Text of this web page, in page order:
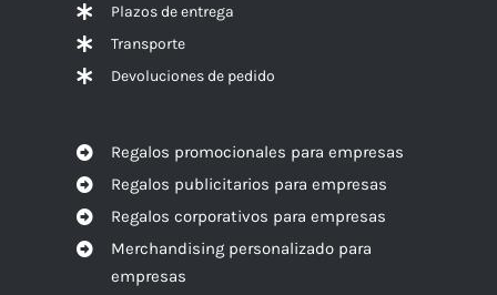
Plazos de entrega
Transporte
Devoluciones de pedido
Regalos promocionales para empresas
Regalos publicitarios para empresas
Regalos corporativos para empresas
Merchandising personalizado para
empresas